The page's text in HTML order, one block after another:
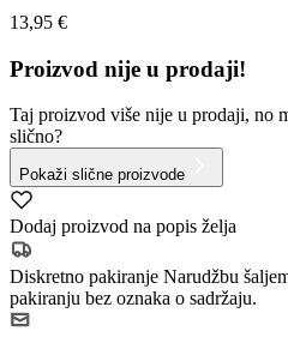
13,95 €
Proizvod nije u prodaji!
Taj proizvod više nije u prodaji, no
slično?
Pokaži slične proizvode
Dodaj proizvod na popis želja
Diskretno pakiranje Narudžbu
pakiranju bez oznaka o sadržaju.